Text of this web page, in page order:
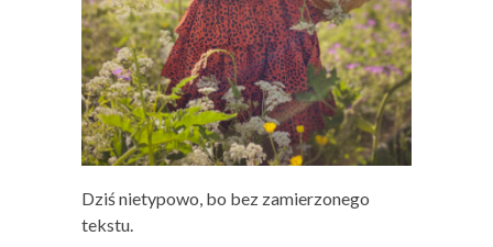
Dziś nietypowo, bo bez zamierzonego
tekstu.